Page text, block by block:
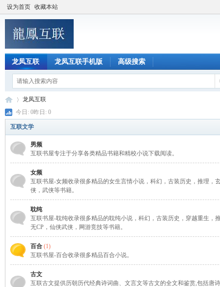
设为首页 收藏本站
龙凤互联 龙凤互联手机版 高级搜索
»
龙凤互联
今日: 0昨日: 0
互联文学
男频
互联书屋专注于分享各类精品书籍和精校小说下载阅读。
女频
互联书屋-女频收录很多精品的女生言情小说，科幻，古装历史，推理，
侠，武侠等书籍。
耽纯
互联书屋-耽纯收录很多精品的耽纯小说，科幻，古装历史，穿越重生，
无CP，仙侠武侠，网游竞技等书籍。
百合 (1)
互联书屋-百合收录很多精品百合小说。
古文
互联古文提供历朝历代经典诗词曲、文言文等古文的全文和鉴赏,包括唐